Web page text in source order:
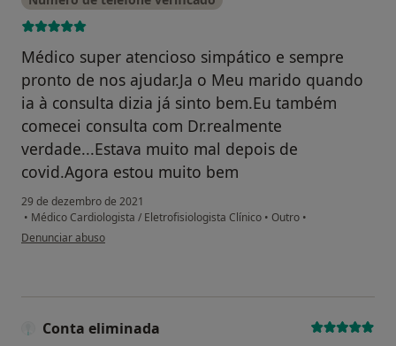
Médico super atencioso simpático e sempre
pronto de nos ajudar.Ja o Meu marido quando
ia à consulta dizia já sinto bem.Eu também
comecei consulta com Dr.realmente
verdade...Estava muito mal depois de
covid.Agora estou muito bem
29 de dezembro de 2021
• Médico Cardiologista / Eletrofisiologista Clínico • Outro •
na opinião do utilizador Pratibha Gavrishanker
Denunciar abuso
Conta eliminada